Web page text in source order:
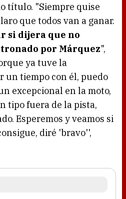
título. "Siempre quise
que todos van a ganar.
si dijera que no
por Márquez",
ya tuve la
un tiempo con él, puedo
excepcional en la moto,
tipo fuera de la pista,
Esperemos y veamos si
diré 'bravo'',